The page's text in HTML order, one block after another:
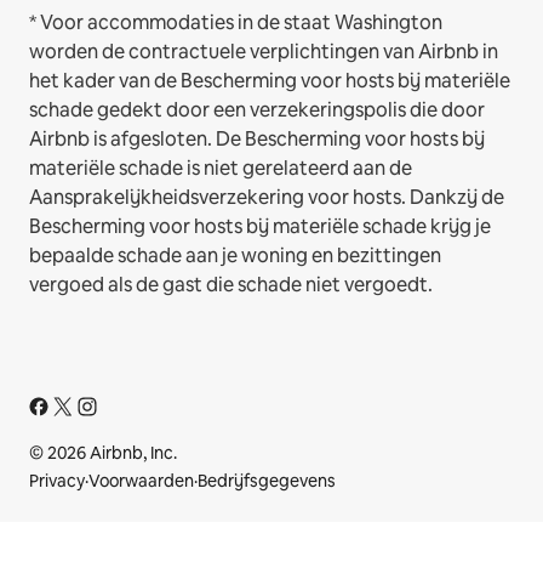
* Voor accommodaties in de staat Washington
worden de contractuele verplichtingen van Airbnb in
het kader van de Bescherming voor hosts bij materiële
schade gedekt door een verzekeringspolis die door
Airbnb is afgesloten. De Bescherming voor hosts bij
materiële schade is niet gerelateerd aan de
Aansprakelijkheidsverzekering voor hosts. Dankzij de
Bescherming voor hosts bij materiële schade krijg je
bepaalde schade aan je woning en bezittingen
vergoed als de gast die schade niet vergoedt.
© 2026 Airbnb, Inc.
Privacy·Voorwaarden·Bedrijfsgegevens